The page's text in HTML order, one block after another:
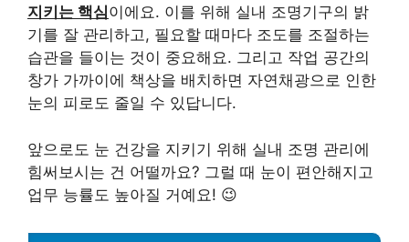
지키는 핵심이에요. 이를 위해 실내 조명기구의 밝
기를 잘 관리하고, 필요할 때마다 조도를 조절하는
습관을 들이는 것이 중요해요. 그리고 작업 공간의
창가 가까이에 책상을 배치하면 자연채광으로 인한
눈의 피로도 줄일 수 있답니다.
앞으로도 눈 건강을 지키기 위해 실내 조명 관리에
힘써보시는 건 어떨까요? 그럴 때 눈이 편안해지고
업무 능률도 높아질 거예요! 😉